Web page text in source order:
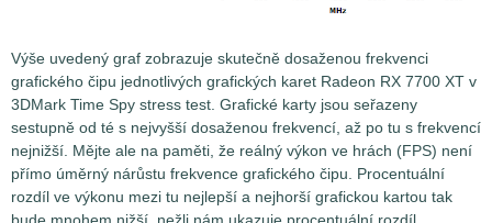
Výše uvedený graf zobrazuje skutečně dosaženou frekvenci
grafického čipu jednotlivých grafických karet Radeon RX 7700 XT v
3DMark Time Spy stress test. Grafické karty jsou seřazeny
sestupně od té s nejvyšší dosaženou frekvencí, až po tu s frekvencí
nejnižší. Mějte ale na paměti, že reálný výkon ve hrách (FPS) není
přímo úměrný nárůstu frekvence grafického čipu. Procentuální
rozdíl ve výkonu mezi tu nejlepší a nejhorší grafickou kartou tak